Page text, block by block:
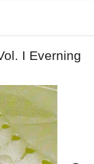
I Everning